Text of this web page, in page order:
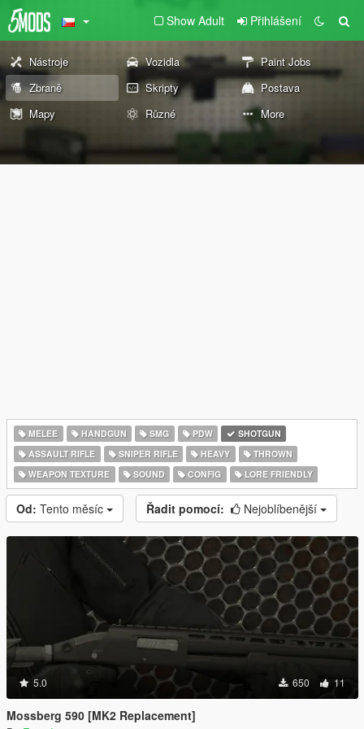
Show Adult Přihlášení
Nástroje Vozidla
Paint Jobs
Zbraně
Skripty
Postava
Mapy
Různé More
MELEE HANDGUN SMG PDW
SHOTGUN
ASSAULT RIFLE
SNIPER RIFLE HEAVY
THROWN
WEAPON TEXTURE
SOUND CONFIG LORE FRIENDLY
Od: Tento měsíc Řadit pomocí: Nejoblíbenější
5.0 650 11
Mossberg 590 [MK2 Replacement]